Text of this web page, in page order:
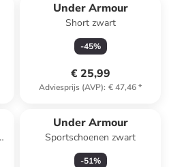
Under Armour
Short zwart
-45%
€ 25,99
Adviesprijs (AVP): € 47,46*
Under Armour
Sportschoenen zwart
-51%